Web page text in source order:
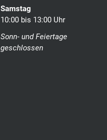
Samstag
10:00 bis 13:00 Uhr
Sonn- und Feiertage
geschlossen